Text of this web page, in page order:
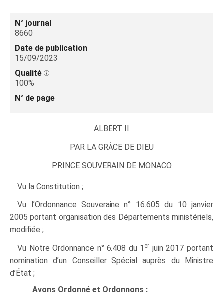
N° journal
8660
Date de publication
15/09/2023
Qualité
100%
N° de page
ALBERT II
PAR LA GRÂCE DE DIEU
PRINCE SOUVERAIN DE MONACO
Vu la Constitution ;
Vu l’Ordonnance Souveraine n° 16.605 du 10 janvier
2005 portant organisation des Départements ministériels,
modifiée ;
Vu Notre Ordonnance n° 6.408 du 1 er juin 2017 portant
nomination d’un Conseiller Spécial auprès du Ministre
d’État ;
Avons Ordonné et Ordonnons :